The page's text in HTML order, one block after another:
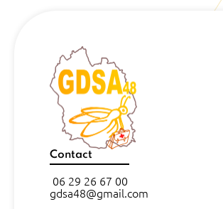
Contact
06 29 26 67 00
gdsa48@gmail.com